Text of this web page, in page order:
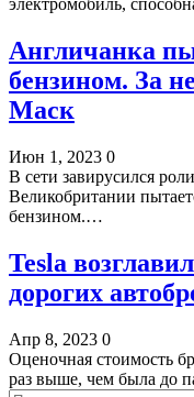
электромобиль,
Англичанка
бензином. За
Маск
Июн 1, 2023 0
В сети завирусился
Великобритании
бензином.…
Tesla
дорогих
Апр 8, 2023 0
Оценочная стоимость
раз выше, чем была до